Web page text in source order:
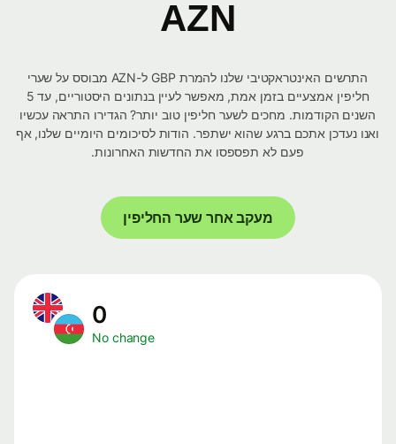
AZN
התרשים האינטראקטיבי שלנו להמרת GBP ל-AZN מבוסס על שערי
חליפין אמצעיים בזמן אמת, מאפשר לעיין בנתונים היסטוריים, עד 5
השנים הקודמות. מחכים לשער חליפין טוב יותר? הגדירו התראה עכשיו
ואנו נעדכן אתכם ברגע שהוא ישתפר. הודות לסיכומים היומיים שלנו, אף
פעם לא תפספסו את החדשות האחרונות.
מעקב אחר שער החליפין
No change